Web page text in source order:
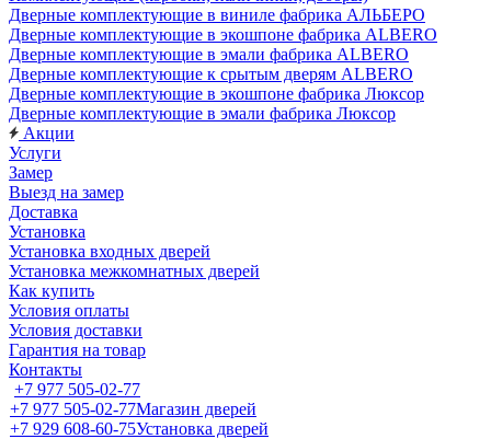
Дверные комплектующие в виниле фабрика АЛЬБЕРО
Дверные комплектующие в экошпоне фабрика ALBERO
Дверные комплектующие в эмали фабрика ALBERO
Дверные комплектующие к срытым дверям ALBERO
Дверные комплектующие в экошпоне фабрика Люксор
Дверные комплектующие в эмали фабрика Люксор
Акции
Услуги
Замер
Выезд на замер
Доставка
Установка
Установка входных дверей
Установка межкомнатных дверей
Как купить
Условия оплаты
Условия доставки
Гарантия на товар
Контакты
+7 977 505-02-77
+7 977 505-02-77Магазин дверей
+7 929 608-60-75Установка дверей